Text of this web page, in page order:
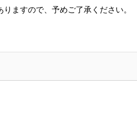
ますので、予めご了承ください。